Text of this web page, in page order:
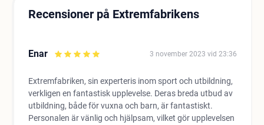
Recensioner på Extremfabrikens
Enar 3 november 2023 vid 23:36
Extremfabriken, sin experteris inom sport och utbildning,
verkligen en fantastisk upplevelse. Deras breda utbud av
utbildning, både för vuxna och barn, är fantastiskt.
Personalen är vänlig och hjälpsam, vilket gör upplevelsen